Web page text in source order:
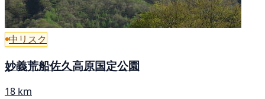
中リスク
妙義荒船佐久高原国定公園
18 km